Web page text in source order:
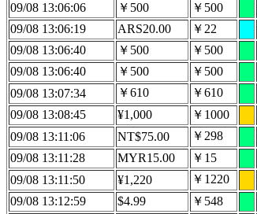
09/08 13:06:06 ￥500 ￥500
09/08 13:06:19
ARS20.00 ￥22
09/08 13:06:40
￥500 ￥500
09/08 13:06:40
￥500 ￥500
09/08 13:07:34
￥610 ￥610
09/08 13:08:45
¥1,000 ￥1000
09/08 13:11:06 NT$75.00 ￥298
09/08 13:11:28
MYR15.00 ￥15
09/08 13:11:50
¥1,220 ￥1220
09/08 13:12:59
$4.99 ￥548